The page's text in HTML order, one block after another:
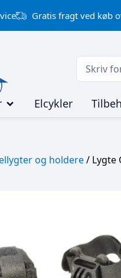
Gratis fragt ved køb
Elcykler
og holdere/ Lygte